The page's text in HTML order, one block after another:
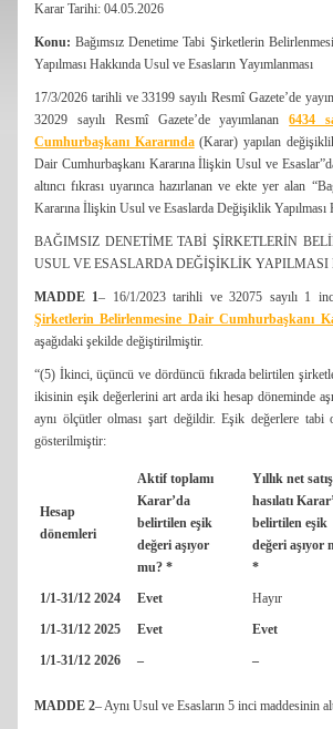
Karar Tarihi: 04.05.2026
Konu: Bağımsız Denetime Tabi Şirketlerin
Yapılması Hakkında Usul ve Esasların Yayımlanması
17/3/2026 tarihli ve 33199 sayılı Resmî Gazete’de
32029 sayılı Resmî Gazete’de yayımlanan6434
Cumhurbaşkanı Kararında(Karar) yapılan
Dair Cumhurbaşkanı Kararına İlişkin Usul ve
altıncı fıkrası uyarınca hazırlanan ve ekte yer alan
Kararına İlişkin Usul ve Esaslarda Değişiklik Yapılması
BAĞIMSIZ DENETİME TABİ ŞİRKETLERİN
USUL VE ESASLARDA DEĞİŞİKLİK
MADDE 1– 16/1/2023 tarihli ve 32075 sayılı 1
Şirketlerin Belirlenmesine Dair Cumhurbaşkanı
aşağıdaki şekilde değiştirilmiştir.
“(5) İkinci, üçüncü ve dördüncü fıkrada belirtilen
ikisinin eşik değerlerini art arda iki hesap döneminde
aynı ölçütler olması şart değildir. Eşik değerlere
gösterilmiştir:
Hesap
dönemleri
Aktif toplamı
Karar’da
belirtilen eşik
değeri aşıyor
mu? *
Yıllık net satış
hasılatı
belirtilen eşik
değeri aşıyor
*
1/1-31/12 2024 Evet Hayır
1/1-31/12 2025 Evet Evet
1/1-31/12 2026 – –
MADDE 2– Aynı Usul ve Esasların 5 inci maddesinin